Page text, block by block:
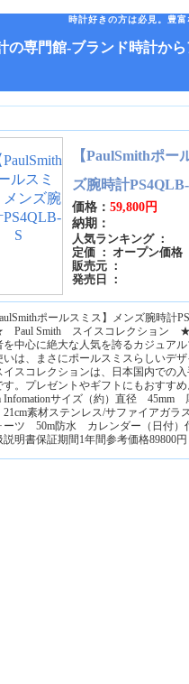
時計好きの方は必見。豊
の専門館-ブランド時計か
【PaulSmithポー
ズ腕時計
価格： 59,800円
納期：
人気ランキング ：
定価 ： オープン価格
販売元 ：
発売日 ：
ポールスミス】メンズ腕時計
Smith スイスコレクション
を中心に絶大な人気を誇るカジュア
いは、まさにポールスミスらしいデ
イスコレクションは、日本国内での
す。プレゼントやギフトにもおすす
Infomationサイズ（約）直径 45mm
素材ステンレス/サファイアガ
ーツ 50m防水 カレンダー（日付
説明書保証期間1年間参考価格89800円